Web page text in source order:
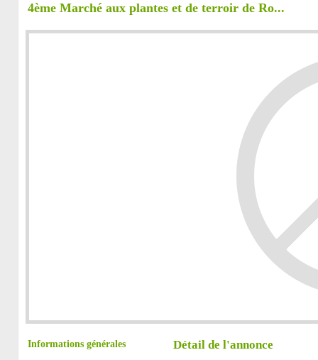
4ème Marché aux plantes et de terroir de Ro...
Informations générales Détail de l'annonce